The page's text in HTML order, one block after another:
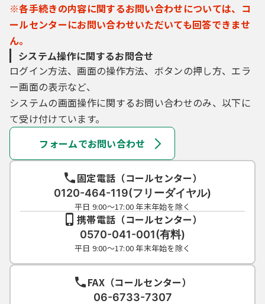
※各手続きの内容に関するお問い合わせについては、コ
ールセンターにお問い合わせいただいても回答できませ
ん。
システム操作に関するお問合せ
ログイン方法、画面の操作方法、ボタンの押し方、エラ
ー画面の表示など、
システムの画面操作に関するお問い合わせのみ、以下に
て受け付けています。
フォームでお問い合わせ
固定電話（コールセンター）
0120-464-119(フリーダイヤル)
平日 9:00～17:00 年末年始を除く
携帯電話（コールセンター）
0570-041-001(有料)
平日 9:00～17:00 年末年始を除く
FAX（コールセンター）
06-6733-7307